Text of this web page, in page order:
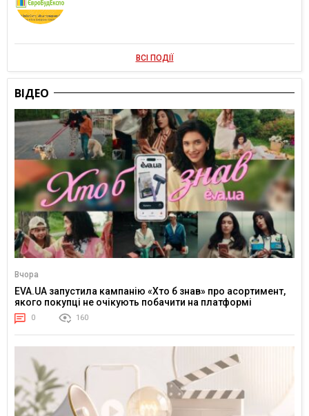
ВСІ ПОДІЇ
ВІДЕО
Вчора
EVA.UA запустила кампанію «Хто б знав» про асортимент,
якого покупці не очікують побачити на платформі
0 160